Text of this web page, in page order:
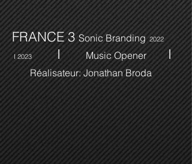
FRANCE 3Sonic Branding 2022
I 2023 I Music Opener I
Réalisateur: Jonathan Broda